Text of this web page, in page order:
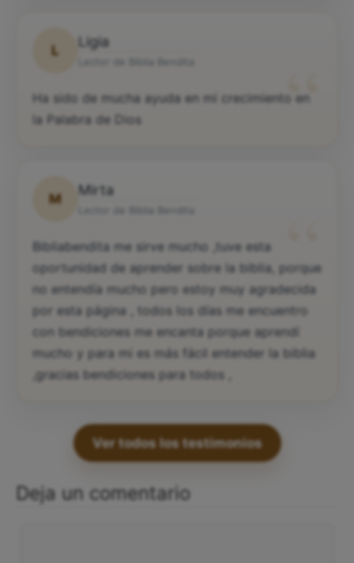
L
Ligia
“
Ha sido de mucha ayuda en mi crecimiento en
la Palabra de Dios
M
Mirta
“
Bibliabendita me sirve mucho ,tuve esta
oportunidad de aprender sobre la biblia, porque
no entendía mucho pero estoy muy agradecida
por esta página , todos los días me encuentro
con bendiciones me encanta porque aprendí
mucho y para mi es más fácil entender la biblia
,gracias bendiciones para todos ,
Ver todos los testimonios
Deja un comentario